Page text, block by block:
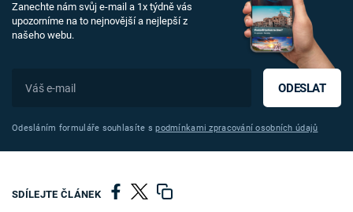
Zanechte nám svůj e-mail a 1x týdně vás
upozorníme na to nejnovější a nejlepší z
našeho webu.
ODESLAT
Odesláním formuláře souhlasíte spodmínkami zpracování osobních údajů
SDÍLEJTE ČLÁNEK